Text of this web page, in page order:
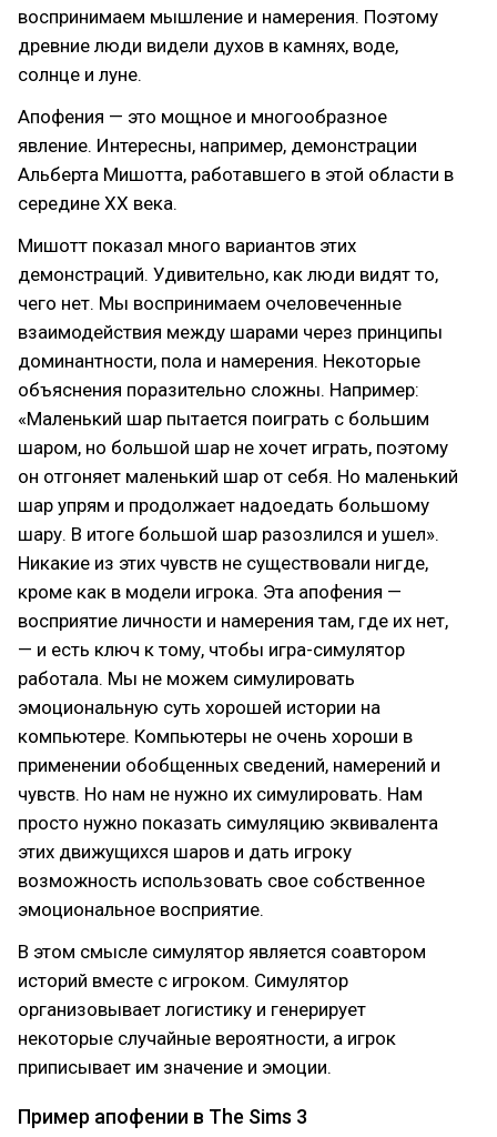
воспринимаем мышление и намерения. Поэтому
древние люди видели духов в камнях, воде,
солнце и луне.
Апофения — это мощное и многообразное
явление. Интересны, например, демонстрации
Альберта Мишотта, работавшего в этой области в
середине ХХ века.
Мишотт показал много вариантов этих
демонстраций. Удивительно, как люди видят то,
чего нет. Мы воспринимаем очеловеченные
взаимодействия между шарами через принципы
доминантности, пола и намерения. Некоторые
объяснения поразительно сложны. Например:
«Маленький шар пытается поиграть с большим
шаром, но большой шар не хочет играть, поэтому
он отгоняет маленький шар от себя. Но маленький
шар упрям и продолжает надоедать большому
шару. В итоге большой шар разозлился и ушел».
Никакие из этих чувств не существовали нигде,
кроме как в модели игрока. Эта апофения —
восприятие личности и намерения там, где их нет,
— и есть ключ к тому, чтобы игра-симулятор
работала. Мы не можем симулировать
эмоциональную суть хорошей истории на
компьютере. Компьютеры не очень хороши в
применении обобщенных сведений, намерений и
чувств. Но нам не нужно их симулировать. Нам
просто нужно показать симуляцию эквивалента
этих движущихся шаров и дать игроку
возможность использовать свое собственное
эмоциональное восприятие.
В этом смысле симулятор является соавтором
историй вместе с игроком. Симулятор
организовывает логистику и генерирует
некоторые случайные вероятности, а игрок
приписывает им значение и эмоции.
Пример апофении в The Sims 3